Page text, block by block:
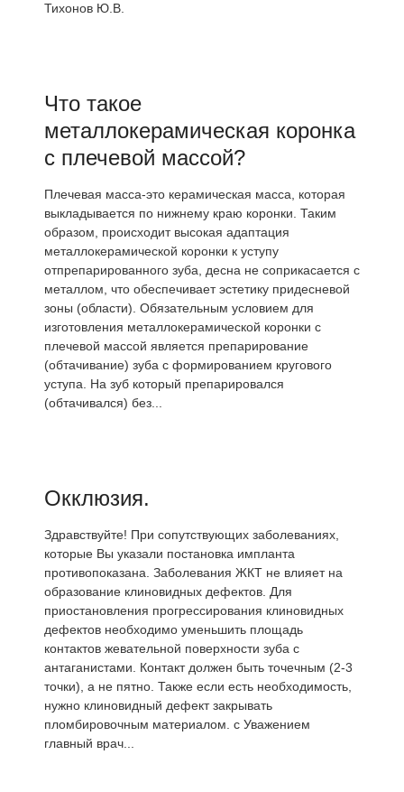
Тихонов Ю.В.
Что такое
металлокерамическая коронка
с плечевой массой?
Плечевая масса-это керамическая масса, которая
выкладывается по нижнему краю коронки. Таким
образом, происходит высокая адаптация
металлокерамической коронки к уступу
отпрепарированного зуба, десна не соприкасается с
металлом, что обеспечивает эстетику придесневой
зоны (области). Обязательным условием для
изготовления металлокерамической коронки с
плечевой массой является препарирование
(обтачивание) зуба с формированием кругового
уступа. На зуб который препарировался
(обтачивался) без...
Окклюзия.
Здравствуйте! При сопутствующих заболеваниях,
которые Вы указали постановка импланта
противопоказана. Заболевания ЖКТ не влияет на
образование клиновидных дефектов. Для
приостановления прогрессирования клиновидных
дефектов необходимо уменьшить площадь
контактов жевательной поверхности зуба с
антаганистами. Контакт должен быть точечным (2-3
точки), а не пятно. Также если есть необходимость,
нужно клиновидный дефект закрывать
пломбировочным материалом. с Уважением
главный врач...